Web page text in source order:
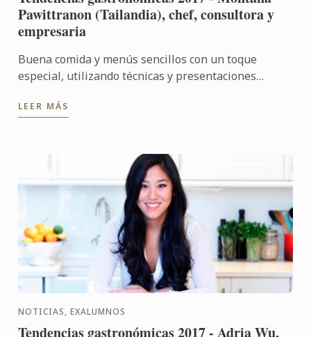
Pawittranon (Tailandia), chef, consultora y
empresaria
Buena comida y menús sencillos con un toque
especial, utilizando técnicas y presentaciones
mundial, y en todas ...
LEER MÁS
NOTICIAS, EXALUMNOS
Tendencias gastronómicas 2017 - Adria Wu,